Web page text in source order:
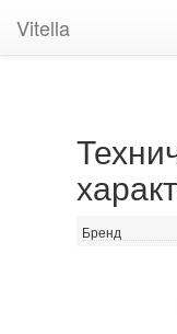
Vitella
Бренд